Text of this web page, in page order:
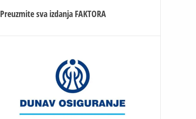
Preuzmite sva izdanja FAKTORA